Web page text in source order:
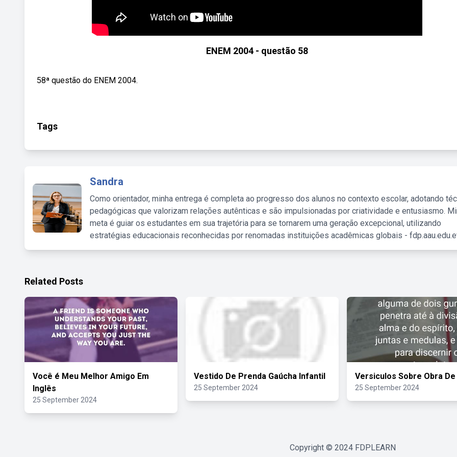
ENEM 2004 - questão 58
58ª questão do ENEM 2004.
Tags
Sandra
Como orientador, minha entrega é completa ao progresso dos alunos no contexto escolar, adotando
pedagógicas que valorizam relações autênticas e são impulsionadas por criatividade e entusiasmo.
meta é guiar os estudantes em sua trajetória para se tornarem uma geração excepcional, utilizando
estratégias educacionais reconhecidas por renomadas instituições acadêmicas globais -
Related Posts
Você é Meu Melhor Amigo Em
Inglês
25 September 2024
Vestido De Prenda Gaúcha Infantil
25 September 2024
Versiculos Sobre Obra De
25 September 2024
Copyright © 2024 FDPLEARN